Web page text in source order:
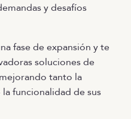
y desafíos
fase de expansión y te
soluciones de
tanto la
funcionalidad de sus